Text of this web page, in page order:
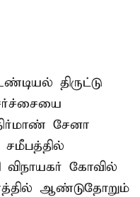
திருட்டு
சேனா
விநாயகர் கோவில்
ஆண்டுதோறும்